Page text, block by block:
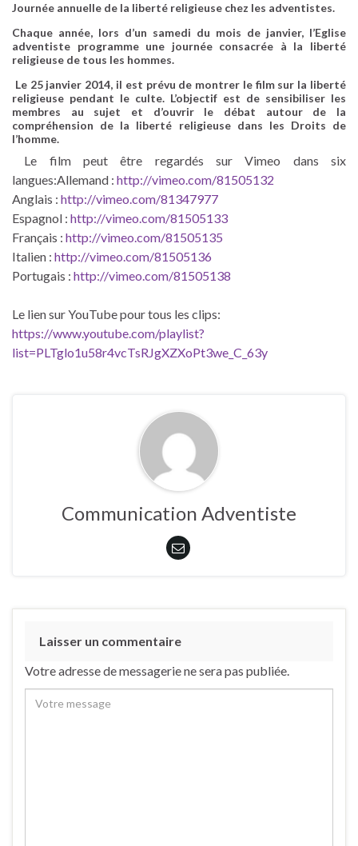
Journée annuelle de la liberté religieuse chez les adventistes.
Chaque année, lors d’un samedi du mois de janvier, l’Eglise
adventiste programme une journée consacrée à la liberté
religieuse de tous les hommes.
Le 25 janvier 2014, il est prévu de montrer le film sur la liberté
religieuse pendant le culte. L’objectif est de sensibiliser les
membres au sujet et d’ouvrir le débat autour de la
compréhension de la liberté religieuse dans les Droits de
l’homme.
Le film peut être regardés sur Vimeo dans six
langues:Allemand : http://vimeo.com/81505132
Anglais : http://vimeo.com/81347977
Espagnol : http://vimeo.com/81505133
Français : http://vimeo.com/81505135
Italien : http://vimeo.com/81505136
Portugais : http://vimeo.com/81505138
Le lien sur YouTube pour tous les clips:
https://www.youtube.com/playlist?
list=PLTglo1u58r4vcTsRJgXZXoPt3we_C_63y
Communication Adventiste
Laisser un commentaire
Votre adresse de messagerie ne sera pas publiée.